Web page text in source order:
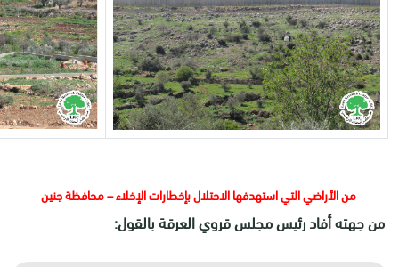
من الأراضي التي استهدفها الاحتلال بإخطارات الإخلاء – محافظة جنين
من جهته أفاد رئيس مجلس قروي العرقة بالقول: